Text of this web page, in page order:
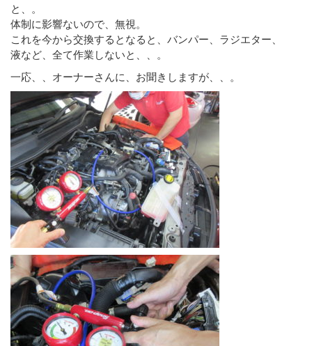
と、。
体制に影響ないので、無視。
これを今から交換するとなると、バンパー、ラジエター、
液など、全て作業しないと、、。
一応、、オーナーさんに、お聞きしますが、、。